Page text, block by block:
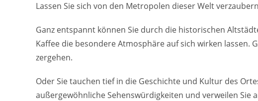
Lassen Sie sich von den Metropolen dieser Welt
Ganz entspannt können Sie durch die historischen
Kaffee die besondere Atmosphäre auf sich wirken lassen.
zergehen.
Oder Sie tauchen tief in die Geschichte und Kultur des
außergewöhnliche Sehenswürdigkeiten und verweilen